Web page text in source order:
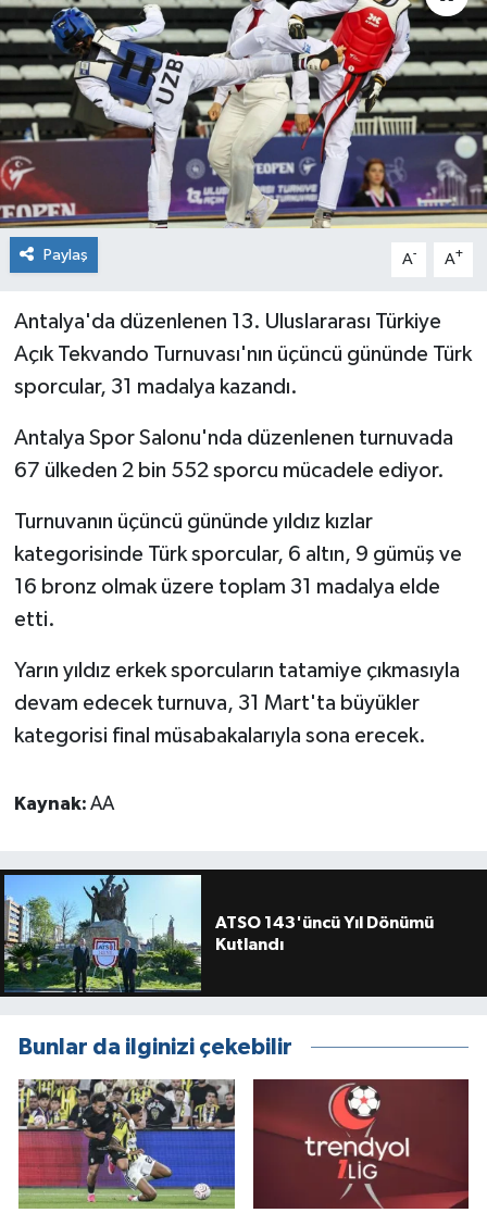
Paylaş A- A+
Antalya'da düzenlenen 13. Uluslararası Türkiye
Açık Tekvando Turnuvası'nın üçüncü gününde Türk
sporcular, 31 madalya kazandı.
Antalya Spor Salonu'nda düzenlenen turnuvada
67 ülkeden 2 bin 552 sporcu mücadele ediyor.
Turnuvanın üçüncü gününde yıldız kızlar
kategorisinde Türk sporcular, 6 altın, 9 gümüş ve
16 bronz olmak üzere toplam 31 madalya elde
etti.
Yarın yıldız erkek sporcuların tatamiye çıkmasıyla
devam edecek turnuva, 31 Mart'ta büyükler
kategorisi final müsabakalarıyla sona erecek.
Kaynak: AA
ATSO 143'üncü Yıl Dönümü
Kutlandı
Bunlar da ilginizi çekebilir
Medya
Politika
Sağlık
Spor
Turizm
Yaşam